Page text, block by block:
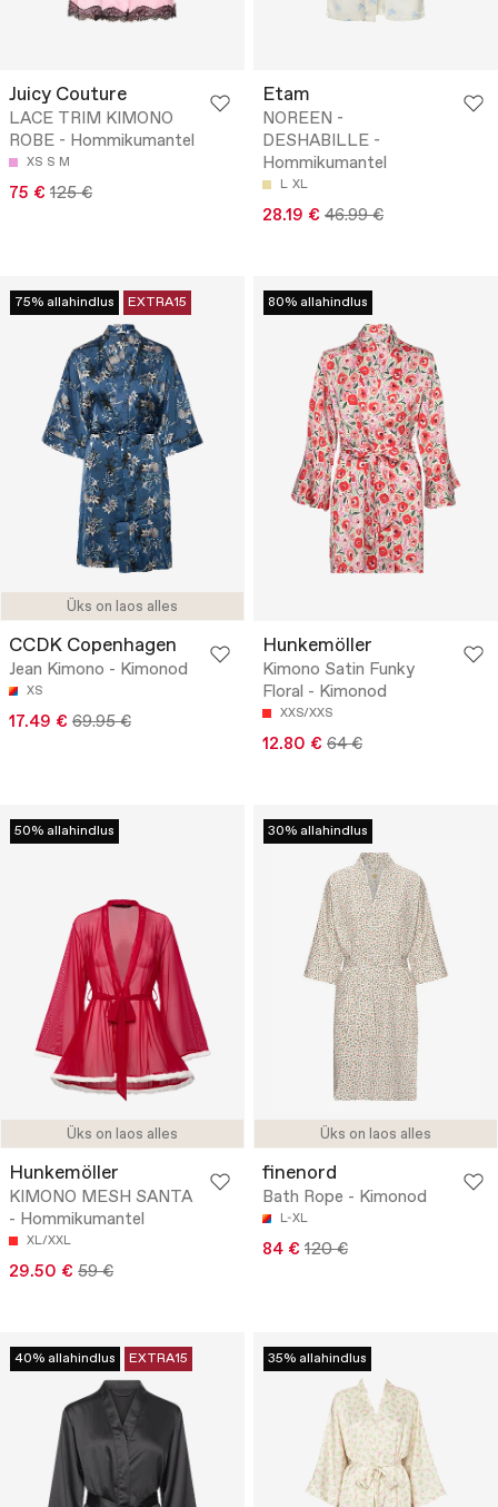
Juicy Couture
LACE TRIM KIMONO
ROBE - Hommikumantel
XS S M
75 € 125 €
Etam
NOREEN -
DESHABILLE -
Hommikumantel
L XL
28.19 € 46.99 €
Üks on laos alles
75% allahindlus EXTRA15
CCDK Copenhagen
Jean Kimono - Kimonod
XS
17.49 € 69.95 €
80% allahindlus
Hunkemöller
Kimono Satin Funky
Floral - Kimonod
XXS/XXS
12.80 € 64 €
Üks on laos alles
50% allahindlus
Hunkemöller
KIMONO MESH SANTA
- Hommikumantel
XL/XXL
29.50 € 59 €
Üks on laos alles
30% allahindlus
finenord
Bath Rope - Kimonod
L-XL
84 € 120 €
40% allahindlus EXTRA15 35% allahindlus